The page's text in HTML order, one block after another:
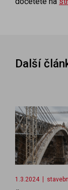
Další
1.3.2024